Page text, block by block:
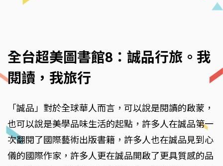
全台超美圖書館8：誠品行旅。我
閱讀，我旅行
「誠品」對於全球華人而言，可以說是閱讀的啟蒙，
也可以說是美學品味生活的起點，許多人在誠品第一
次翻閱了國際藝術出版書籍，許多人也在誠品見到心
儀的國際作家，許多人更在誠品開啟了更具質感的品